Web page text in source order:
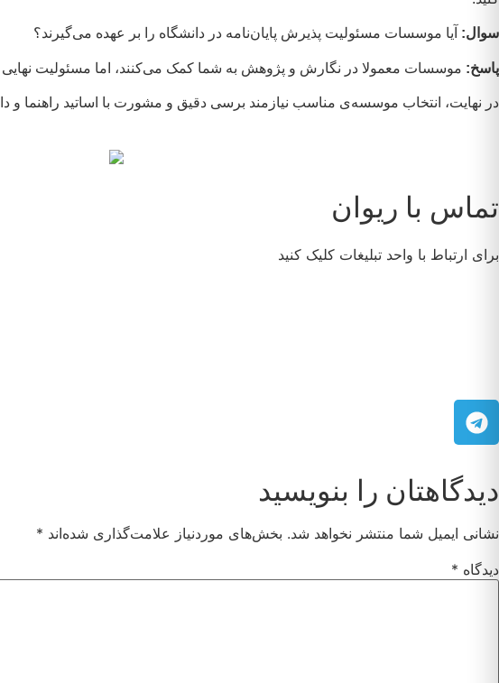
سوال: آیا موسسات مسئولیت پذیرش پایان‌نامه در دانشگاه را بر عهده می‌گیرند؟
پاسخ: موسسات معمولا در نگارش و پژوهش به شما کمک می‌کنند، اما مسئولیت نهایی
در نهایت، انتخاب موسسه‌ی مناسب نیازمند برسی دقیق و مشورت با اساتید راهنما و
تماس با ریوان
برای ارتباط با واحد تبلیغات کلیک کنید
دیدگاهتان را بنویسید
نشانی ایمیل شما منتشر نخواهد شد. بخش‌های موردنیاز علامت‌گذاری شده‌اند *
دیدگاه *